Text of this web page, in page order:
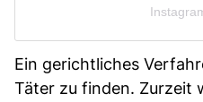
Ein gerichtliches
Täter zu finden. Zurzeit